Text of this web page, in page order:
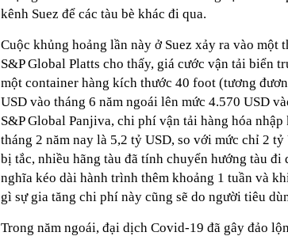
kênh Suez để các tàu bè khác đi qua.
Cuộc khủng hoảng lần này ở Suez xảy ra vào
S&P Global Platts cho thấy, giá cước vận tải biển
một container hàng kích thước 40 foot (tương
USD vào tháng 6 năm ngoái lên mức 4.570 USD
S&P Global Panjiva, chi phí vận tải hàng hóa
tháng 2 năm nay là 5,2 tỷ USD, so với mức chỉ 2
bị tắc, nhiều hãng tàu đã tính chuyển hướng tàu
nghĩa kéo dài hành trình thêm khoảng 1 tuần và
gì sự gia tăng chi phí này cũng sẽ do người tiêu
Trong năm ngoái, đại dịch Covid-19 đã gây đảo